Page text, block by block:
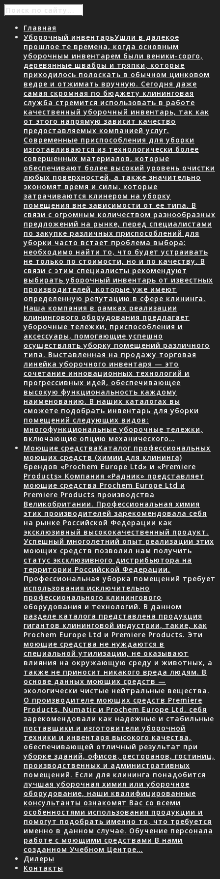
Главная
Уборочный инвентарьУшли в далекое
прошлое те времена, когда основным
уборочным инвентарем были веники-сорго,
деревянные швабры и тряпки, которые
приходилось полоскать в обычном цинковом
ведре и отжимать вручную. Сегодня даже
самая скромная по бюджету клининговая
служба стремится использовать в работе
качественный уборочный инвентарь, так как
от этого напрямую зависит качество
предоставляемых компанией услуг.
Современные приспособления для уборки
изготавливаются из технологически более
совершенных материалов, которые
обеспечивают более высокий уровень очистки
любых поверхностей, а также значительно
экономят время и силы, которые
затрачиваются клинером на уборку
помещения вне зависимости от ее типа. В
связи с огромным количеством разнообразных
предложений на рынке, перед специалистами
по закупке различных приспособлений для
уборки часто встает проблема выбора:
необходимо найти то, что будет устраивать
не только по стоимости, но и по качеству. В
связи с этим специалисты рекомендуют
выбирать уборочный инвентарь от известных
производителей, которые уже имеют
определенную репутацию в сфере клининга.
Наша компания в рамках реализации
клинингового оборудования предлагает
уборочные тележки, приспособления и
аксессуары, помогающие успешно
осуществлять уборку помещений различного
типа. Выставленная на продажу торговая
линейка уборочного инвентаря — это
сочетание инновационных технологий и
прогрессивных идей, обеспечивающее
высокую функциональность каждому
наименованию. В наших каталогах вы
сможете подобрать инвентарь для уборки
помещений следующих видов:
многофункциональные уборочные тележки,
включающие опцию механического…
Моющие средстваКаталог профессиональных
моющих средств (химии для клининга)
брендов «Prochem Europe Ltd» и «Premiere
Products» Компания «Радник» представляет
моющие средства Prochem Europe Ltd и
Premiere Products производства
Великобритании. Профессиональная химия
этих производителей зарекомендовала себя
на рынке Российской Федерации как
эксклюзивный высококачественный продукт.
Успешный многолетний опыт реализации этих
моющих средств позволил нам получить
статус эксклюзивного дистрибьютора на
территории Российской Федерации.
Профессиональная уборка помещений требует
использования исключительно
профессионального клинингового
оборудования и технологий. В данном
разделе каталога представлена продукция
гигантов клининговой индустрии, такие, как
Prochem Europe Ltd и Premiere Products. Эти
моющие средства не нуждаются в
специальной утилизации, не оказывают
влияния на окружающую среду и животных, а
также не приносит никакого вреда людям. В
основе данных моющих средств —
экологически чистые нейтральные вещества.
О производителе моющих средств Premiere
Products, Numatic и Prochem Europe Ltd. себя
зарекомендовали как надежные и стабильные
поставщики и изготовители уборочной
техники и инвентаря высокого качества,
обеспечивающей отличный результат при
уборке зданий, офисов, ресторанов, гостиниц,
производственных и административных
помещений. Если для клининга понадобится
лучшая уборочная химия или уборочное
оборудование, наши квалифицированные
консультанты ознакомят Вас со всеми
особенностями использования продукции и
помогут подобрать именно то, что требуется
именно в данном случае. Обучение персонала
работе с моющими средствами В нами
созданном Учебном Центре…
Дилеры
Контакты